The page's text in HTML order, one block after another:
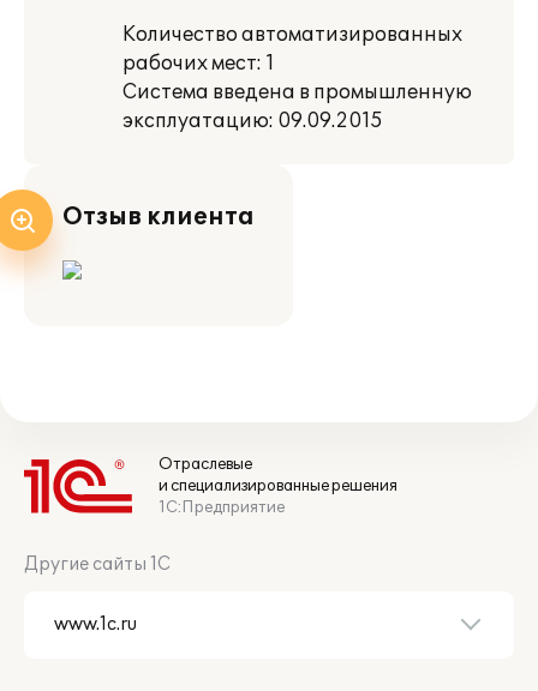
Количество автоматизированных
рабочих мест: 1
Система введена в промышленную
эксплуатацию: 09.09.2015
Отзыв клиента
Отраслевые
и специализированные решения
1С:Предприятие
Другие сайты 1С